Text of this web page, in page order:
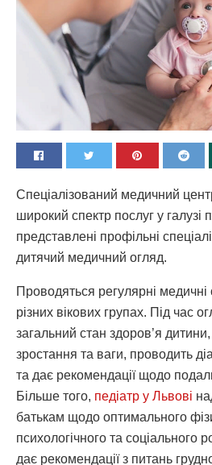
Спеціалізований медичний
широкий спектр послуг у галузі
представлені профільні
дитячий медичний огляд.
Проводяться регулярні медичні
різних вікових групах. Під час
загальний стан здоров’я
зростання та ваги, проводить
та дає рекомендації щодо
Більше того, педіатр у Львові
батькам щодо оптимального
психологічного та соціального
дає рекомендації з питань